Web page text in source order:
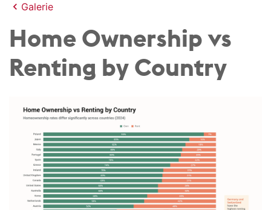
Galerie
Home Ownership vs
Renting by Country